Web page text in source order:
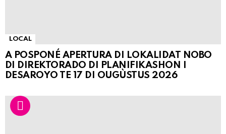
LOCAL
A POSPONÉ APERTURA DI LOKALIDAT NOBO
DI DIREKTORADO DI PLANIFIKASHON I
DESAROYO TE 17 DI OUGÙSTUS 2026